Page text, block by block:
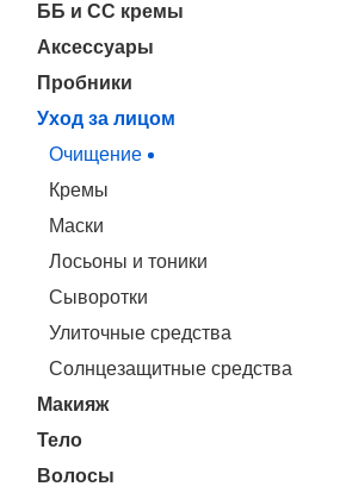
ББ и СС кремы
Аксессуары
Пробники
Уход за лицом
Очищение
Кремы
Маски
Лосьоны и тоники
Сыворотки
Улиточные средства
Солнцезащитные средства
Макияж
Тело
Волосы